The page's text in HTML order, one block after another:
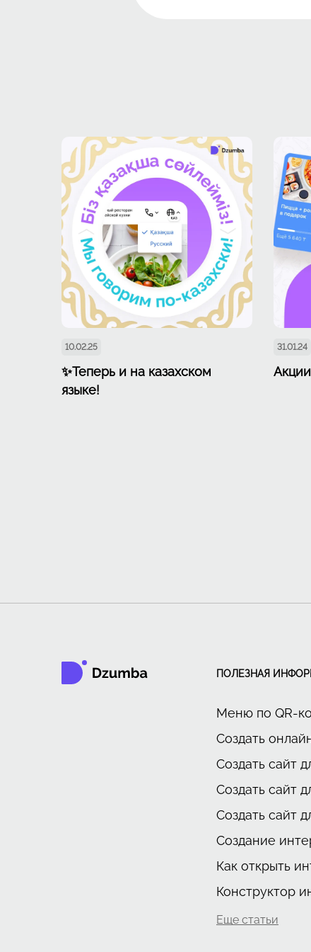
10.02.25
✨Теперь и на казахском
языке!
31.01.24
ПОЛЕЗНАЯ
Меню по QR-
Создать
Создать сайт
Создать сайт
Создать сайт
Создание
Как открыть
Конструктор
Еще статьи